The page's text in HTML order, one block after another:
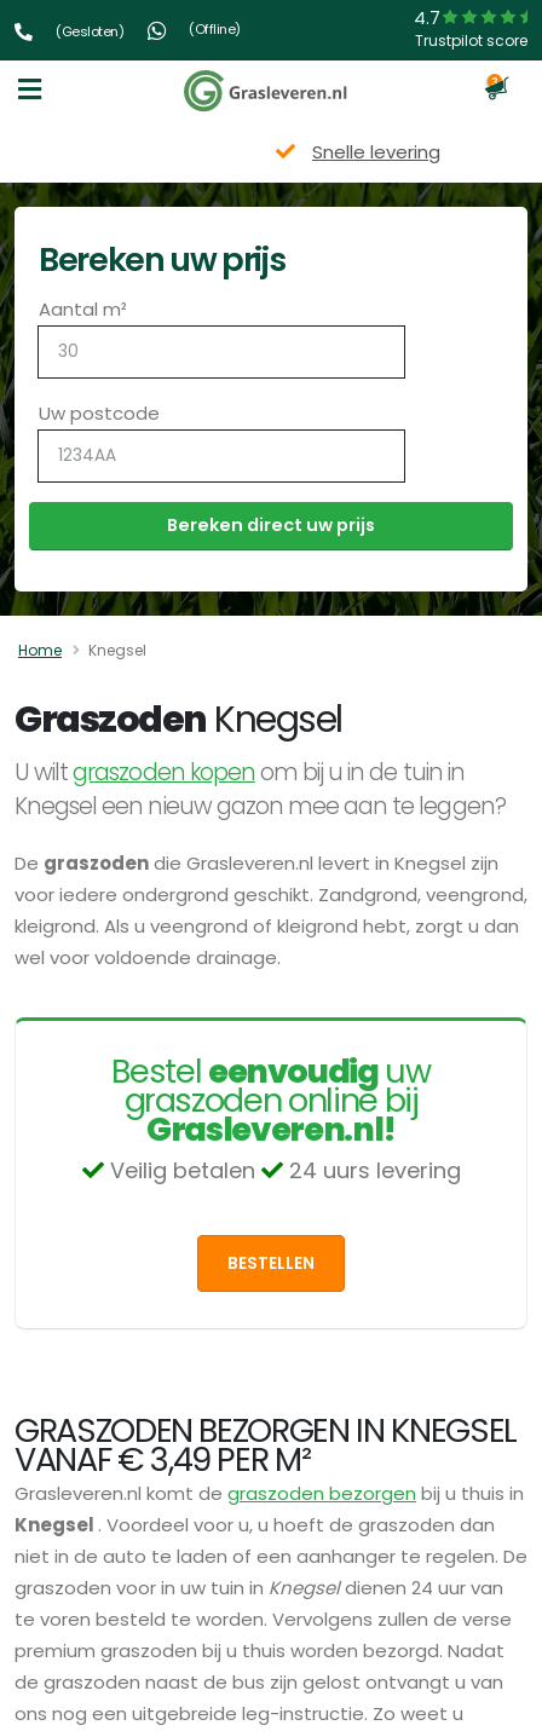
(Gesloten) (Offline) 4.7
Trustpilot score
3
Snelle levering
Bereken uw prijs
Aantal m²
Uw postcode
Home Knegsel
Graszoden Knegsel
U wiltgraszoden kopenom bij u in de tuin in
Knegsel een nieuw gazon mee aan te leggen?
De graszodendie Grasleveren.nl levert in Knegsel zijn
voor iedere ondergrond geschikt. Zandgrond, veengrond,
kleigrond. Als u veengrond of kleigrond hebt, zorgt u dan
wel voor voldoende drainage.
Besteleenvoudiguw
graszoden online bij
Grasleveren.nl!
Veilig betalen 24 uurs levering
BESTELLEN
GRASZODEN BEZORGEN IN KNEGSEL
VANAF € 3,49 PER M²
Grasleveren.nl komt de graszoden bezorgen bij u thuis in
Knegsel . Voordeel voor u, u hoeft de graszoden dan
niet in de auto te laden of een aanhanger te regelen. De
graszoden voor in uw tuin in Knegseldienen 24 uur van
te voren besteld te worden. Vervolgens zullen de verse
premium graszoden bij u thuis worden bezorgd. Nadat
de graszoden naast de bus zijn gelost ontvangt u van
ons nog een uitgebreide leg-instructie. Zo weet u